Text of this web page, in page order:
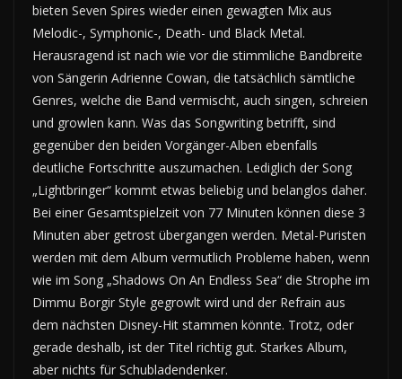
bieten Seven Spires wieder einen gewagten Mix aus
Melodic-, Symphonic-, Death- und Black Metal.
Herausragend ist nach wie vor die stimmliche Bandbreite
von Sängerin Adrienne Cowan, die tatsächlich sämtliche
Genres, welche die Band vermischt, auch singen, schreien
und growlen kann. Was das Songwriting betrifft, sind
gegenüber den beiden Vorgänger-Alben ebenfalls
deutliche Fortschritte auszumachen. Lediglich der Song
„Lightbringer“ kommt etwas beliebig und belanglos daher.
Bei einer Gesamtspielzeit von 77 Minuten können diese 3
Minuten aber getrost übergangen werden. Metal-Puristen
werden mit dem Album vermutlich Probleme haben, wenn
wie im Song „Shadows On An Endless Sea“ die Strophe im
Dimmu Borgir Style gegrowlt wird und der Refrain aus
dem nächsten Disney-Hit stammen könnte. Trotz, oder
gerade deshalb, ist der Titel richtig gut. Starkes Album,
aber nichts für Schubladendenker.